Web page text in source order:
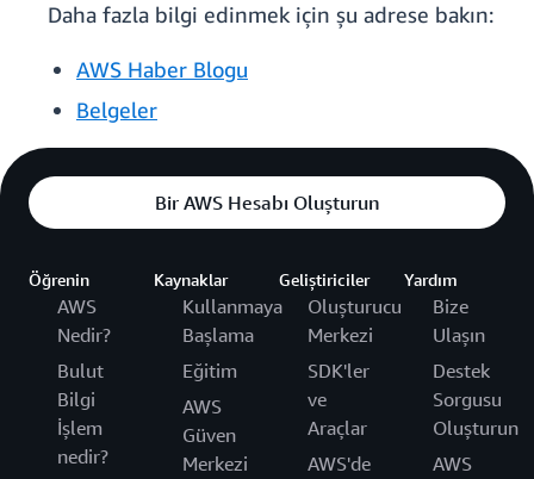
Daha fazla bilgi edinmek için şu adrese bakın:
AWS Haber Blogu
Belgeler
Bir AWS Hesabı Oluşturun
Öğrenin
AWS
Nedir?
Bulut
Bilgi
İşlem
nedir?
Kaynaklar
Kullanmaya
Başlama
Eğitim
AWS
Güven
Merkezi
Geliştiriciler
Oluşturucu
Merkezi
SDK'ler
ve
Araçlar
AWS'de
Yardım
Bize
Ulaşın
Destek
Sorgusu
Oluşturun
AWS